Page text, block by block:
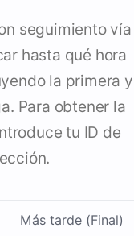
seguimiento vía
hasta qué hora
la primera y
Para obtener la
tu ID de
Más tarde (Final)